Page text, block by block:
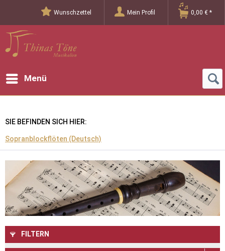
Wunschzettel Mein Profil 0,00 € *
Menü
SIE BEFINDEN SICH HIER:
Sopranblockflöten (Deutsch)
FILTERN